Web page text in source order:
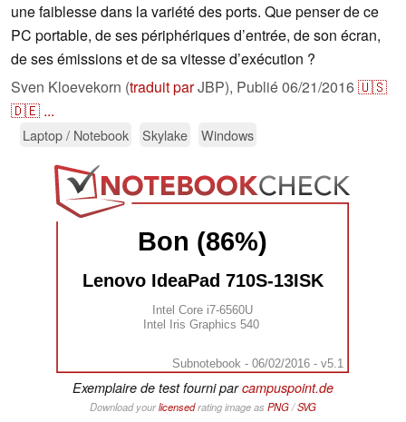
une faiblesse dans la variété des ports. Que penser de ce
PC portable, de ses périphériques d’entrée, de son écran,
de ses émissions et de sa vitesse d’exécution ?
Sven Kloevekorn (traduit parJBP), Publié06/21/2016🇺🇸
🇩🇪 ...
Laptop / Notebook Skylake Windows
Bon (86%)
Lenovo IdeaPad 710S-13ISK
Intel Core i7-6560U
Intel Iris Graphics 540
Subnotebook - 06/02/2016 - v5.1
Exemplaire de test fourni parcampuspoint.de
Download yourlicensedrating image as PNG/SVG